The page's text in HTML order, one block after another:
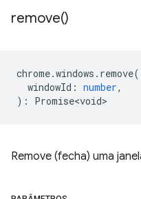
remove()
chrome.windows . remove(
windowId : number,
) : Promise<void>
Remove (fecha) uma